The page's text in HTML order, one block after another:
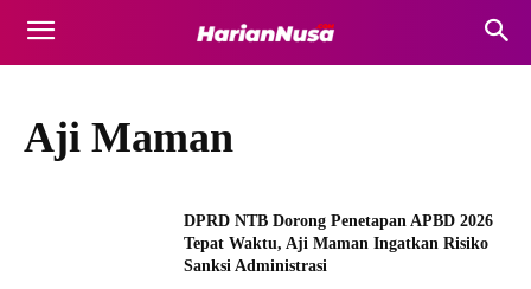
Aji Maman
DPRD NTB Dorong Penetapan APBD 2026
Tepat Waktu, Aji Maman Ingatkan Risiko
Sanksi Administrasi